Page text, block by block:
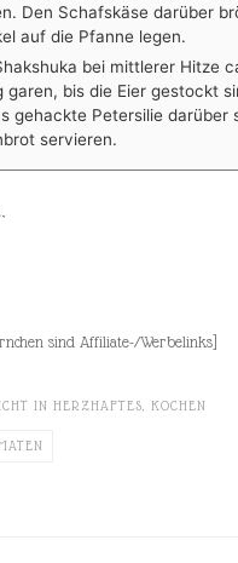
Den Schafskäse darüber
auf die Pfanne legen.
bei mittlerer Hitze
garen, bis die Eier gestockt
gehackte Petersilie darüber
servieren.
sind Affiliate-/Werbelinks]
IN HERZHAFTES, KOCHEN